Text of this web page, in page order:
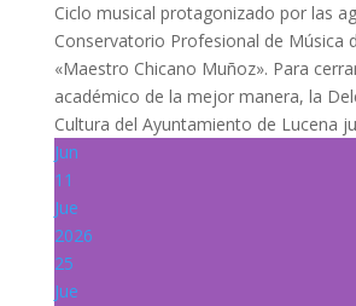
Ciclo musical protagonizado por las
Conservatorio Profesional de Música
«Maestro Chicano Muñoz». Para
académico de la mejor manera, la
Cultura del Ayuntamiento de Lucena
Jun
11
Jue
2026
25
Jue